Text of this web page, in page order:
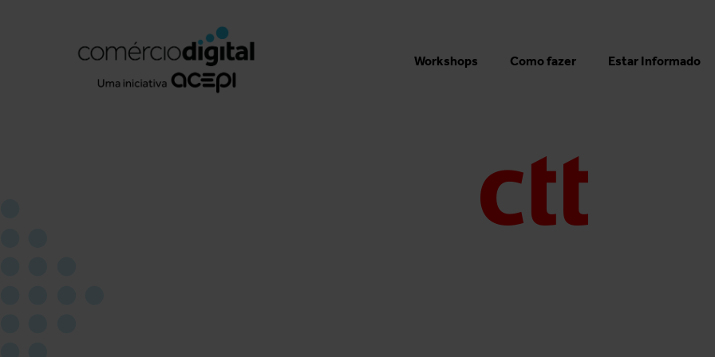
Workshops Como fazer Estar Informado